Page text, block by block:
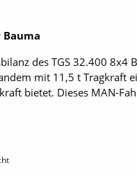
des TGS 32.400
mit 11,5 t Tragkraft
bietet. Dieses MAN-